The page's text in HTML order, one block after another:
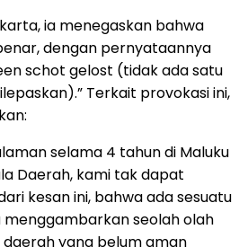
ia menegaskan bahwa
dengan pernyataannya
schot gelost (tidak ada satu
Terkait provokasi ini,
selama 4 tahun di Maluku
Daerah, kami tak dapat
kesan ini, bahwa ada sesuatu
menggambarkan seolah­ olah
yang belum aman